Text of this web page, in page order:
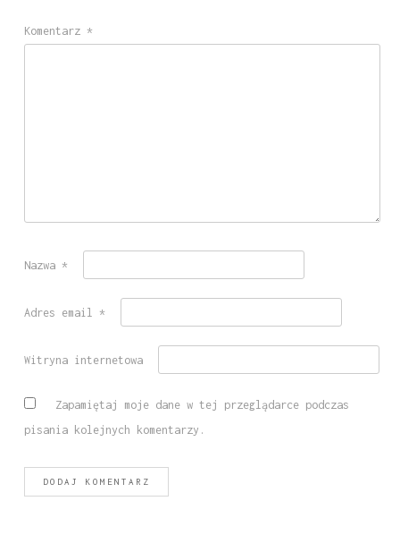
Komentarz *
Nazwa *
Adres email *
Witryna internetowa
Zapamiętaj moje dane w tej przeglądarce podczas
pisania kolejnych komentarzy.